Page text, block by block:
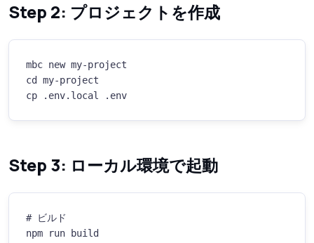
Step 2: プロジェクトを作成
mbc new my-project
cd my-project
cp .env.local .env
Step 3: ローカル環境で起動
# ビルド
npm run build